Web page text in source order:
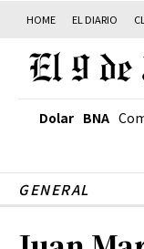
HOME EL DIARIO
Dolar BNA
GENERAL